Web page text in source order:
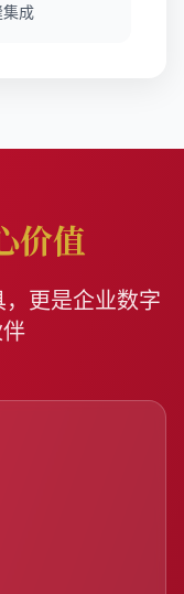
集成
价值
更是企业数字